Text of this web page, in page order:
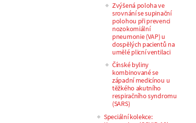
Zvýšená poloha ve
srovnání se supinační
polohou při prevenci
nozokomiální
pneumonie (VAP) u
dospělých pacientů na
umělé plicní ventilaci
Čínské byliny
kombinované se
západní medicínou u
těžkého akutního
respiračního syndromu
(SARS)
Speciální kolekce: